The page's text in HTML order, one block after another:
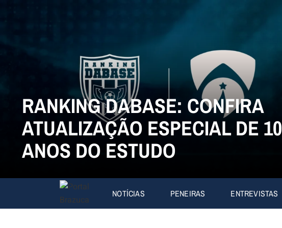
RANKING DABASE: CONFIRA
ATUALIZAÇÃO ESPECIAL DE 10
ANOS DO ESTUDO
NOTÍCIAS PENEIRAS ENTREVISTAS